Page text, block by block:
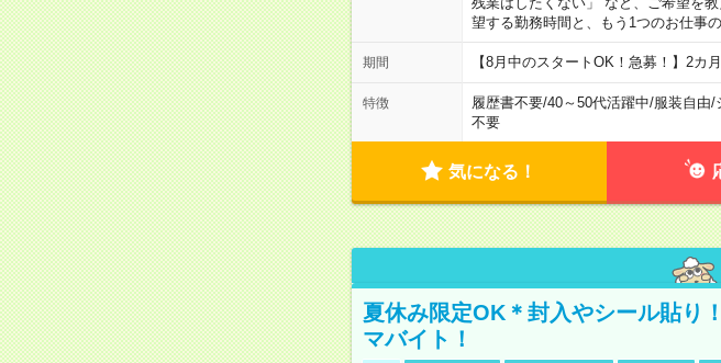
望する勤務時間と、もう1つのお仕事
期間 【8月中のスタートOK！急募！】2
特徴 履歴書不要/40～50代活躍中/服装自由/
不要
気になる！
夏休み限定OK＊封入やシール貼り
マバイト！